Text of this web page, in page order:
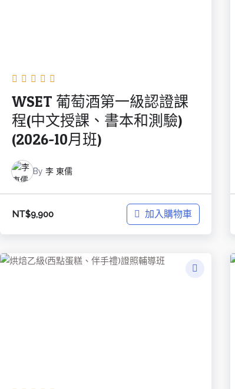
WSET 葡萄酒第一級認證課
程(中文授課、書本和測驗)
(2026-10月班)
By 李 東儒
NT$9,900 加入購物車